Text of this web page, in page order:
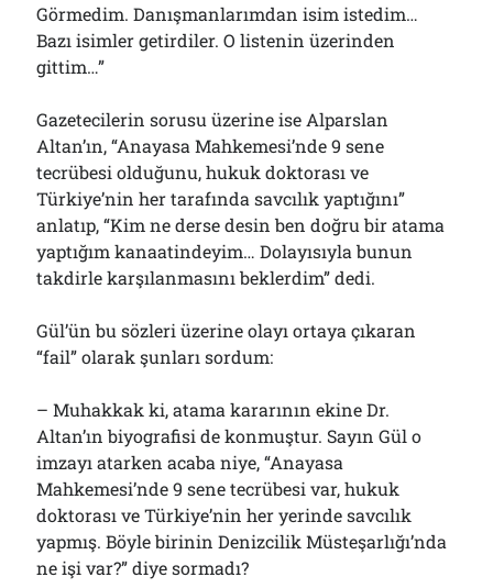
Görmedim. Danışmanlarımdan isim istedim…
Bazı isimler getirdiler. O listenin üzerinden
gittim…”
Gazetecilerin sorusu üzerine ise Alparslan
Altan’ın, “Anayasa Mahkemesi’nde 9 sene
tecrübesi olduğunu, hukuk doktorası ve
Türkiye’nin her tarafında savcılık yaptığını”
anlatıp, “Kim ne derse desin ben doğru bir atama
yaptığım kanaatindeyim… Dolayısıyla bunun
takdirle karşılanmasını beklerdim” dedi.
Gül’ün bu sözleri üzerine olayı ortaya çıkaran
“fail” olarak şunları sordum:
– Muhakkak ki, atama kararının ekine Dr.
Altan’ın biyografisi de konmuştur. Sayın Gül o
imzayı atarken acaba niye, “Anayasa
Mahkemesi’nde 9 sene tecrübesi var, hukuk
doktorası ve Türkiye’nin her yerinde savcılık
yapmış. Böyle birinin Denizcilik Müsteşarlığı’nda
ne işi var?” diye sormadı?